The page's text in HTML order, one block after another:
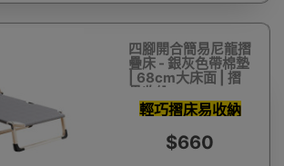
四腳開合簡易尼龍摺
疊床 - 銀灰色帶棉墊
| 68cm大床面 | 摺
疊收納
輕巧摺床易收納
$660